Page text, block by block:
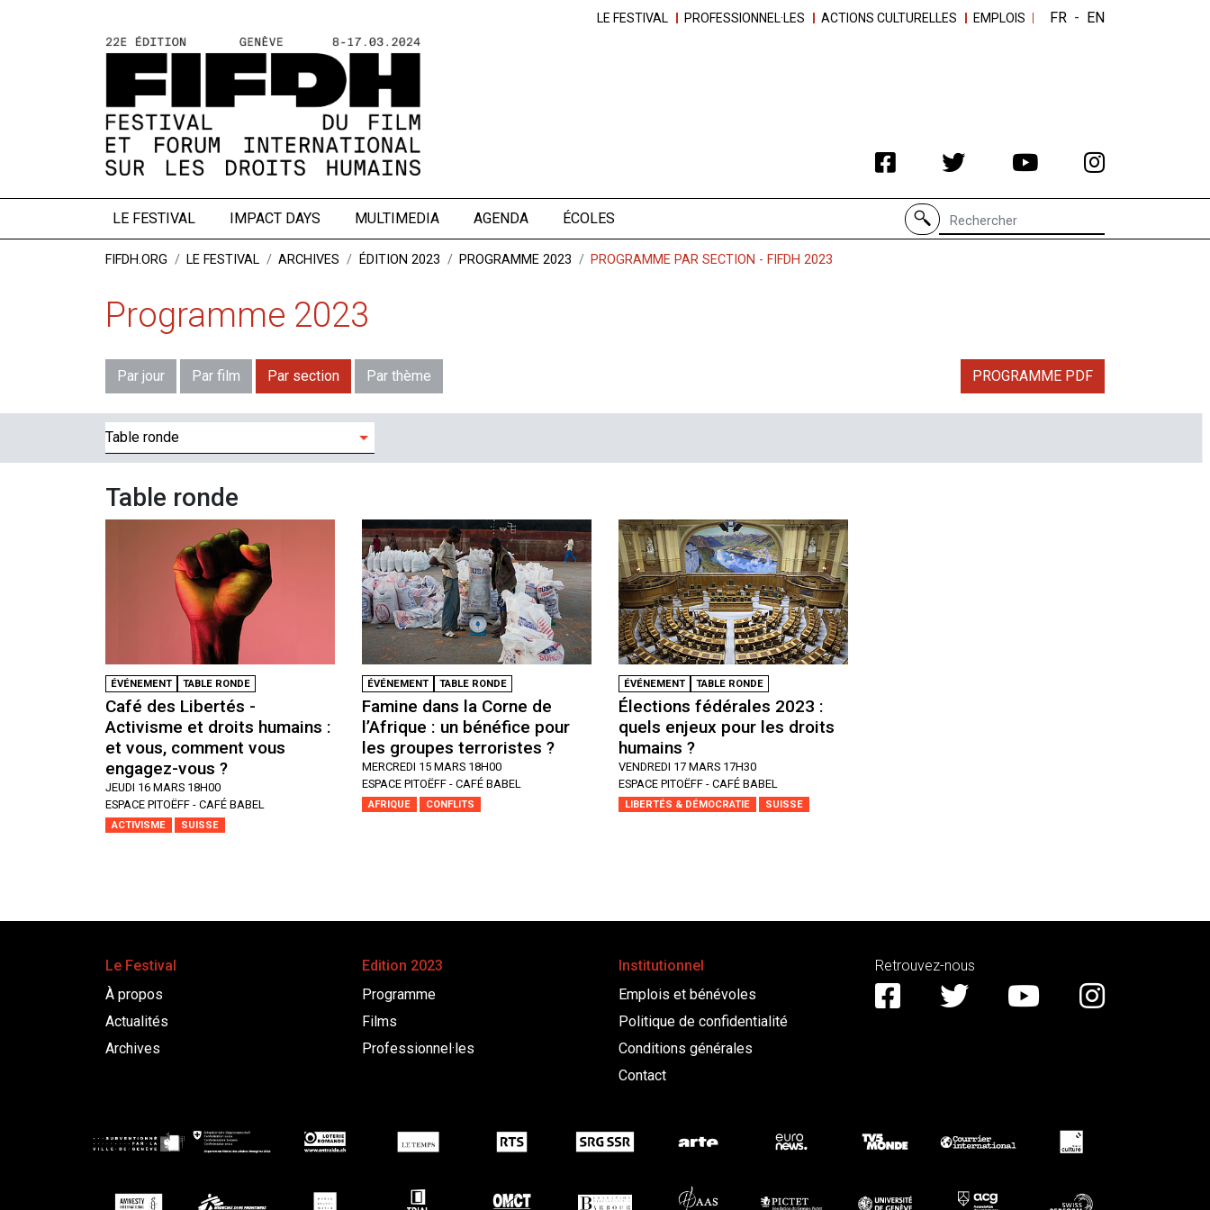
LE FESTIVAL PROFESSIONNEL·LES ACTIONS CULTURELLES EMPLOIS FR - EN
LE FESTIVAL IMPACT DAYS MULTIMEDIA AGENDA ÉCOLES
Recherche de
FIFDH.ORG LE FESTIVAL ARCHIVES ÉDITION 2023 PROGRAMME 2023 PROGRAMME PAR SECTION - FIFDH 2023
Programme 2023
Par jour Par film Par section Par thème PROGRAMME PDF
Filtres
Table ronde
ÉVÉNEMENT TABLE RONDE
Café des Libertés -
Activisme et droits humains :
et vous, comment vous
engagez-vous ?
JEUDI 16 MARS 18H00
ESPACE PITOËFF - CAFÉ BABEL
ACTIVISME SUISSE
ÉVÉNEMENT TABLE RONDE
Famine dans la Corne de
l’Afrique : un bénéfice pour
les groupes terroristes ?
MERCREDI 15 MARS 18H00
ESPACE PITOËFF - CAFÉ BABEL
AFRIQUE CONFLITS
ÉVÉNEMENT TABLE RONDE
Élections fédérales 2023 :
quels enjeux pour les droits
humains ?
VENDREDI 17 MARS 17H30
ESPACE PITOËFF - CAFÉ BABEL
LIBERTÉS & DÉMOCRATIE SUISSE
Le Festival
À propos
Actualités
Archives
Edition 2023
Programme
Films
Professionnel·les
Institutionnel
Emplois et bénévoles
Politique de confidentialité
Conditions générales
Contact
Retrouvez-nous